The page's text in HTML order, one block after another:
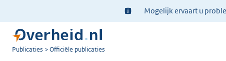
Ter
informatie:
Mogelijk ervaart u
U
Publicaties Officiële publicaties